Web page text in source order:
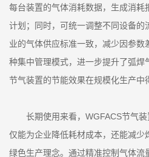
每台装置的气体消耗数据，生成消耗
计划；同时，可统一调整不同设备的
业的气体供应标准一致，减少因参
种集中管理模式，进一步提升了弧焊
节气装置的节能效果在规模化生产中
长期使用来看，WGFACS节气
仅能为企业降低耗材成本，还能减少
绿色生产理念。通过精准控制气体流